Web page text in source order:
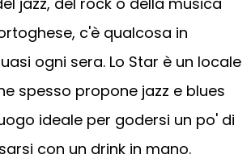
c'è qualcosa in
ogni sera. Lo Star è un locale
spesso propone jazz e blues
ideale per godersi un po' di
con un drink in mano.